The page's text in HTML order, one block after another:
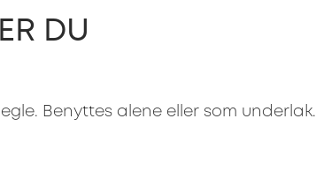
DU
Benyttes alene eller som underlak.